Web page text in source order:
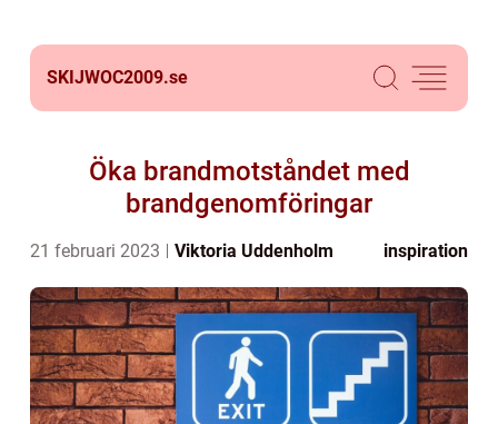
SKIJWOC2009.se
Öka brandmotståndet med
brandgenomföringar
21 februari 2023 Viktoria Uddenholm inspiration